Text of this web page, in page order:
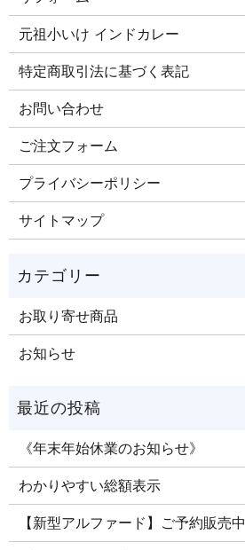
元祖小いけ インドカレー
特定商取引法に基づく表記
お問い合わせ
ご注文​フォーム
プライバシーポリシー
サイトマップ
お取り寄せ商品
お知らせ
《年末年始休業のお知らせ》
わかりやすい総額表示
【新型アルファード】ご予約販売中